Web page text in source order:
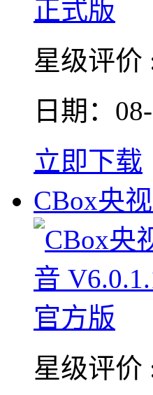
星级评价
日期：
立即下载
CBox央
星级评价